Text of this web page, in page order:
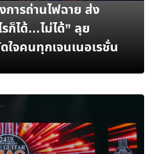
การถ่านไฟฉาย ส่ง
ก็ได้…ไม่ได้” ลุย
จคนทุกเจนเนอเรชั่น